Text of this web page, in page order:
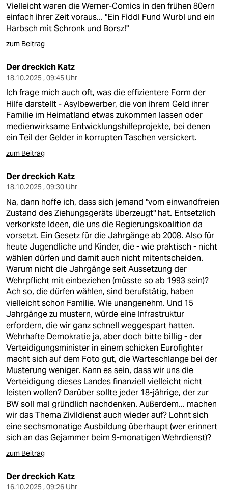
Vielleicht waren die Werner-Comics in den frühen 80ern
einfach ihrer Zeit voraus... "Ein Fiddl Fund Wurbl und ein
Harbsch mit Schronk und Borsz!"
zum Beitrag
Der dreckich Katz
18.10.2025 , 09:45 Uhr
Ich frage mich auch oft, was die effizientere Form der
Hilfe darstellt - Asylbewerber, die von ihrem Geld ihrer
Familie im Heimatland etwas zukommen lassen oder
medienwirksame Entwicklungshilfeprojekte, bei denen
ein Teil der Gelder in korrupten Taschen versickert.
zum Beitrag
Der dreckich Katz
18.10.2025 , 09:30 Uhr
Na, dann hoffe ich, dass sich jemand "vom einwandfreien
Zustand des Ziehungsgeräts überzeugt" hat. Entsetzlich
verkorkste Ideen, die uns die Regierungskoalition da
vorsetzt. Ein Gesetz für die Jahrgänge ab 2008. Also für
heute Jugendliche und Kinder, die - wie praktisch - nicht
wählen dürfen und damit auch nicht mitentscheiden.
Warum nicht die Jahrgänge seit Aussetzung der
Wehrpflicht mit einbeziehen (müsste so ab 1993 sein)?
Ach so, die dürfen wählen, sind berufstätig, haben
vielleicht schon Familie. Wie unangenehm. Und 15
Jahrgänge zu mustern, würde eine Infrastruktur
erfordern, die wir ganz schnell weggespart hatten.
Wehrhafte Demokratie ja, aber doch bitte billig - der
Verteidigungsminister in einem schicken Eurofighter
macht sich auf dem Foto gut, die Warteschlange bei der
Musterung weniger. Kann es sein, dass wir uns die
Verteidigung dieses Landes finanziell vielleicht nicht
leisten wollen? Darüber sollte jeder 18-jährige, der zur
BW soll mal gründlich nachdenken. Außerdem... machen
wir das Thema Zivildienst auch wieder auf? Lohnt sich
eine sechsmonatige Ausbildung überhaupt (wer erinnert
sich an das Gejammer beim 9-monatigen Wehrdienst)?
zum Beitrag
Der dreckich Katz
16.10.2025 , 09:26 Uhr